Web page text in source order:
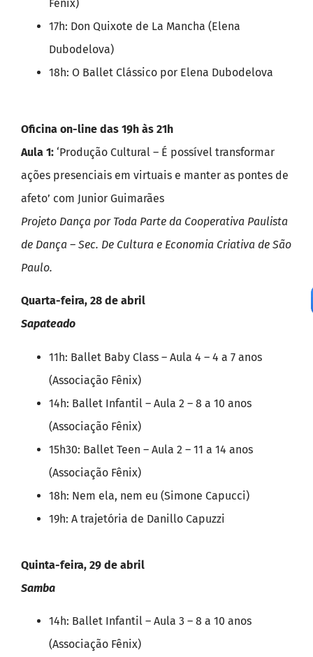
Fênix)
17h: Don Quixote de La Mancha (Elena
Dubodelova)
18h: O Ballet Clássico por Elena Dubodelova
Oficina on-line das 19h às 21h
Aula 1: ‘Produção Cultural – É possível transformar
ações presenciais em virtuais e manter as pontes de
afeto’ com Junior Guimarães
Projeto Dança por Toda Parte da Cooperativa Paulista
de Dança – Sec. De Cultura e Economia Criativa de São
Paulo.
Quarta-feira, 28 de abril
Sapateado
11h: Ballet Baby Class – Aula 4 – 4 a 7 anos
(Associação Fênix)
14h: Ballet Infantil – Aula 2 – 8 a 10 anos
(Associação Fênix)
15h30: Ballet Teen – Aula 2 – 11 a 14 anos
(Associação Fênix)
18h: Nem ela, nem eu (Simone Capucci)
19h: A trajetória de Danillo Capuzzi
Quinta-feira, 29 de abril
Samba
14h: Ballet Infantil – Aula 3 – 8 a 10 anos
(Associação Fênix)